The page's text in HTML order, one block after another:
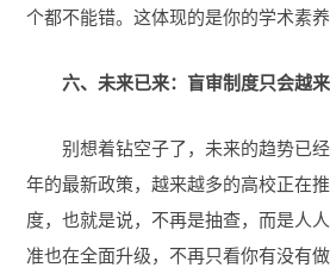
个都不能错。这体现的是你的学术素养
六、未来已来：盲审制度只会越来
别想着钻空子了，未来的趋势已
年的最新政策，越来越多的高校正在推
度，也就是说，不再是抽查，而是人
准也在全面升级，不再只看你有没有